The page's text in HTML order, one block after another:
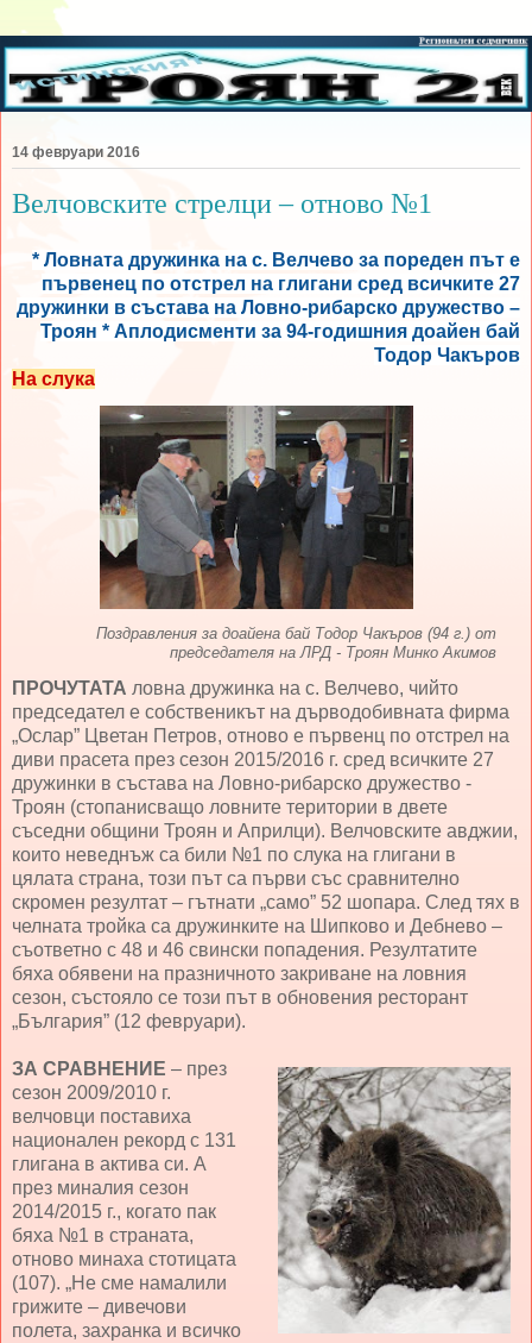
14 февруари 2016
Велчовските стрелци – отново №1
* Ловната дружинка на с. Велчево за пореден път е
първенец по отстрел на глигани сред всичките 27
дружинки в състава на Ловно-рибарско дружество –
Троян * Аплодисменти за 94-годишния доайен бай
Тодор Чакъров
На слука
Поздравления за доайена бай Тодор Чакъров (94 г.) от
председателя на ЛРД - Троян Минко Акимов
ПРОЧУТАТА ловна дружинка на с. Велчево, чийто
председател е собственикът на дърводобивната фирма
„Ослар” Цветан Петров, отново е първенц по отстрел на
диви прасета през сезон 2015/2016 г. сред всичките 27
дружинки в състава на Ловно-рибарско дружество -
Троян (стопанисващо ловните територии в двете
съседни общини Троян и Априлци). Велчовските авджии,
които неведнъж са били №1 по слука на глигани в
цялата страна, този път са първи със сравнително
скромен резултат – гътнати „само” 52 шопара. След тях в
челната тройка са дружинките на Шипково и Дебнево –
съответно с 48 и 46 свински попадения. Резултатите
бяха обявени на празничното закриване на ловния
сезон, състояло се този път в обновения ресторант
„България” (12 февруари).
ЗА СРАВНЕНИЕ – през
сезон 2009/2010 г.
велчовци поставиха
национален рекорд с 131
глигана в актива си. А
през миналия сезон
2014/2015 г., когато пак
бяха №1 в страната,
отново минаха стотицата
(107). „Не сме намалили
грижите – дивечови
полета, захранка и всичко